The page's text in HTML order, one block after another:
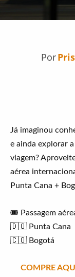
Por
Já imaginou
e ainda explorar
viagem?
aérea
Punta Cana +
🎟️ Passagem
🇩🇴 Punta Cana
🇨🇴 Bogotá
COMPRE